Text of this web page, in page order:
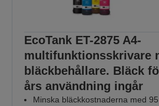
EcoTank ET-2875 A4-
multifunktionsskrivare
bläckbehållare. Bläck
års användning ingår
Minska bläckkostnaderna med